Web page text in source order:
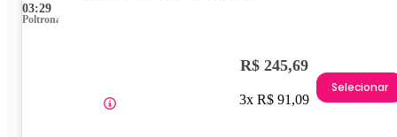
03:29
Poltrona
R$ 245,69
3x R$ 91,09
Selecionar